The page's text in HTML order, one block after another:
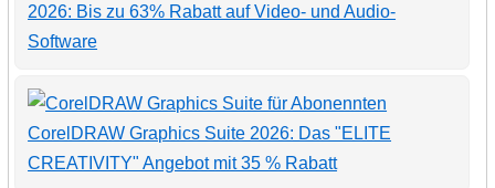
2026: Bis zu 63% Rabatt auf Video- und Audio-
Software
CorelDRAW Graphics Suite 2026: Das "ELITE
CREATIVITY" Angebot mit 35 % Rabatt